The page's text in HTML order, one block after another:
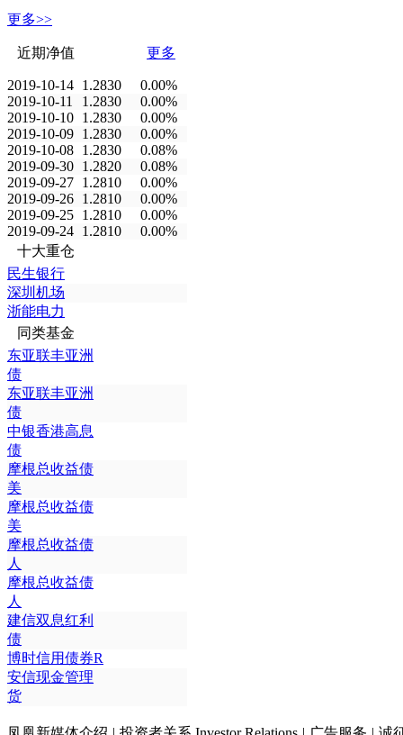
更多>>
近期净值 更多
2019-10-14 1.2830
0.00%
2019-10-11
1.2830
0.00%
2019-10-10 1.2830
0.00%
2019-10-09 1.2830
0.00%
2019-10-08 1.2830
0.08%
2019-09-30 1.2820
0.08%
2019-09-27 1.2810
0.00%
2019-09-26 1.2810
0.00%
2019-09-25 1.2810
0.00%
2019-09-24 1.2810
0.00%
十大重仓
民生银行
深圳机场
浙能电力
同类基金
东亚联丰亚洲
债
东亚联丰亚洲
债
中银香港高息
债
摩根总收益债
美
摩根总收益债
美
摩根总收益债
人
摩根总收益债
人
建信双息红利
债
博时信用债券R
安信现金管理
货